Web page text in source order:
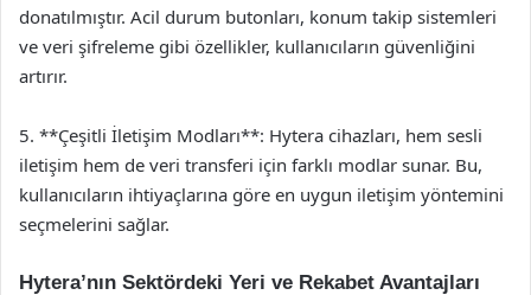
donatılmıştır. Acil durum butonları, konum takip sistemleri
ve veri şifreleme gibi özellikler, kullanıcıların güvenliğini
artırır.
5. **Çeşitli İletişim Modları**: Hytera cihazları, hem sesli
iletişim hem de veri transferi için farklı modlar sunar. Bu,
kullanıcıların ihtiyaçlarına göre en uygun iletişim yöntemini
seçmelerini sağlar.
Hytera’nın Sektördeki Yeri ve Rekabet Avantajları